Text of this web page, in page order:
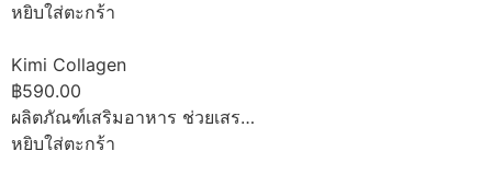
หยิบใส่ตะกร้า
Kimi Collagen
฿590.00
ผลิตภัณฑ์เสริมอาหาร ช่วยเสร…
หยิบใส่ตะกร้า